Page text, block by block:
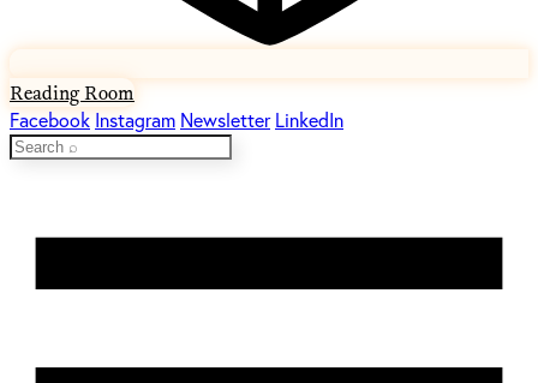
Reading Room
Facebook Instagram Newsletter LinkedIn